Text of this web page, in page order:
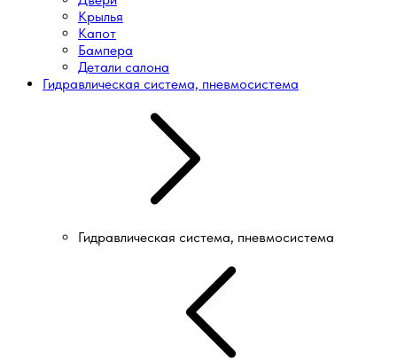
Крылья
Капот
Бампера
Детали салона
Гидравлическая система, пневмосистема
Гидравлическая система, пневмосистема